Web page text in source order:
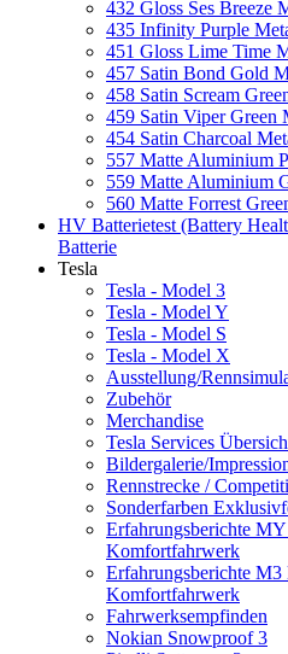
432 Gloss Ses Breeze
435 Infinity Purple
451 Gloss Lime Time
457 Satin Bond Gold
458 Satin Scream
459 Satin Viper Green
454 Satin Charcoal
557 Matte Aluminium
559 Matte Aluminium
560 Matte Forrest
HV Batterietest (Battery
Batterie
Tesla
Tesla - Model 3
Tesla - Model Y
Tesla - Model S
Tesla - Model X
Ausstellung/
Zubehör
Merchandise
Tesla Services
Bildergalerie/
Rennstrecke /
Sonderfarben
Erfahrungsberichte
Komfortfahrwerk
Erfahrungsberichte
Komfortfahrwerk
Fahrwerksempfinden
Nokian Snowproof 3